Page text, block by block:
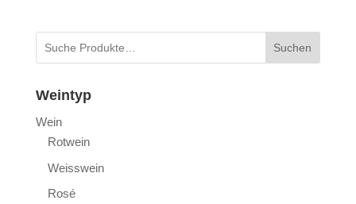
Suchen
Weintyp
Wein
Rotwein
Weisswein
Rosé